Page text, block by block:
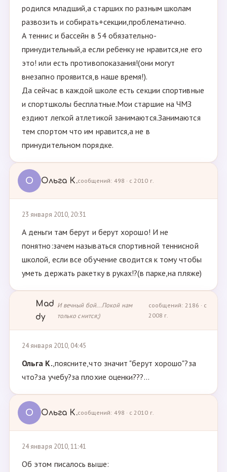
родился младший,а старших по разным школам
развозить и собирать+секции,проблематично.
А теннис и бассейн в 54 обязательно-
принудительный,а если ребенку не нравится,не его
это! или есть противопоказания!(они могут
внезапно проявится,в наше время!).
Да сейчас в каждой школе есть секции спортивные
и спортшколы бесплатные.Мои старшие на ЧМЗ
ездиют легкой атлетикой занимаются.Занимаются
тем спортом что им нравится,а не в
принудительном порядке.
О Ольга К.сообщений: 498 · с 2010 г.
23 января 2010, 20:31
А деньги там берут и берут хорошо! И не
понятно:зачем называться спортивной теннисной
школой, если все обучение сводится к тому чтобы
уметь держать ракетку в руках!?(в парке,на пляже)
Mad
dy
И вечный бой...Покой нам
только снится;)
сообщений: 2186 · с
2008 г.
24 января 2010, 04:45
Ольга К.,поясните,что значит "берут хорошо"?за
что?за учебу?за плохие оценки???...
О Ольга К.сообщений: 498 · с 2010 г.
24 января 2010, 11:41
Об этом писалось выше: